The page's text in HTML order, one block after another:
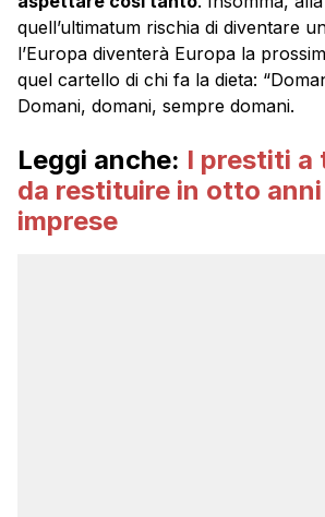
quell’ultimatum rischia di diventare
l’Europa diventerà Europa la
quel cartello di chi fa la dieta:
Domani, domani, sempre domani.
Leggi anche: I prestiti a
da restituire in otto
imprese